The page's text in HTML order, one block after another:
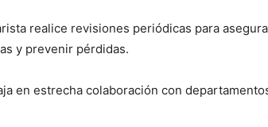
realice revisiones periódicas para
y prevenir pérdidas.
en estrecha colaboración con